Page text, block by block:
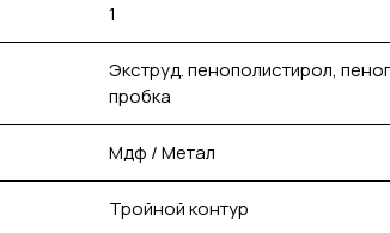
1
Экструд. пенополистирол,
пробка
Мдф / Метал
Тройной контур